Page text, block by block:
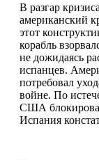
В разгар
американский
этот
корабль
не дожидаясь
испанцев.
потребовал
войне. По
США
Испания